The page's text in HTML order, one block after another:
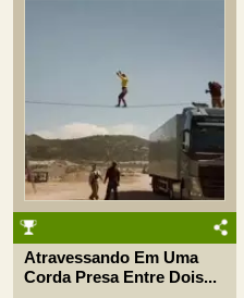
Atravessando Em Uma
Corda Presa Entre Dois...